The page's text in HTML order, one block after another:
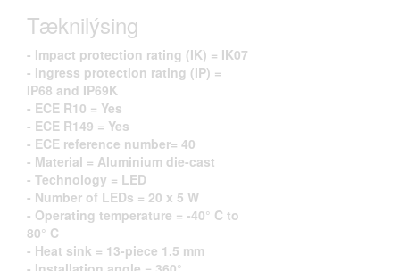
Tæknilýsing
- Impact protection rating (IK) = IK07
- Ingress protection rating (IP) =
IP68 and IP69K
- ECE R10 = Yes
- ECE R149 = Yes
- ECE reference number= 40
- Material = Aluminium die-cast
- Technology = LED
- Number of LEDs = 20 x 5 W
- Operating temperature = -40° C to
80° C
- Heat sink = 13-piece 1.5 mm